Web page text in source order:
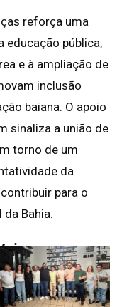
reforça uma
educação pública,
e à ampliação de
inclusão
baiana. O apoio
sinaliza a união de
torno de um
da
para o
Bahia.